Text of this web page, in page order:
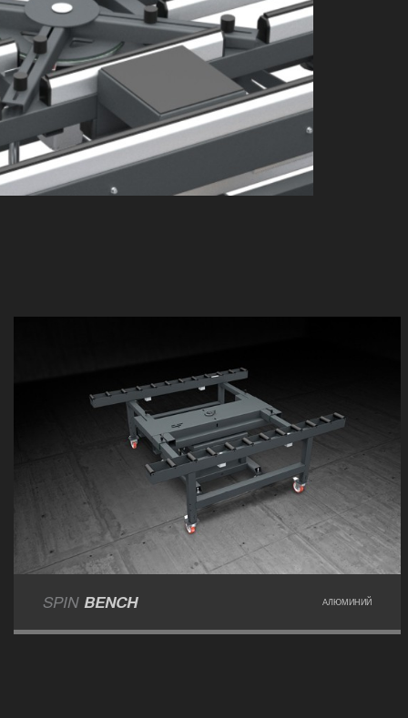
SPIN BENCH АЛЮМИНИЙ